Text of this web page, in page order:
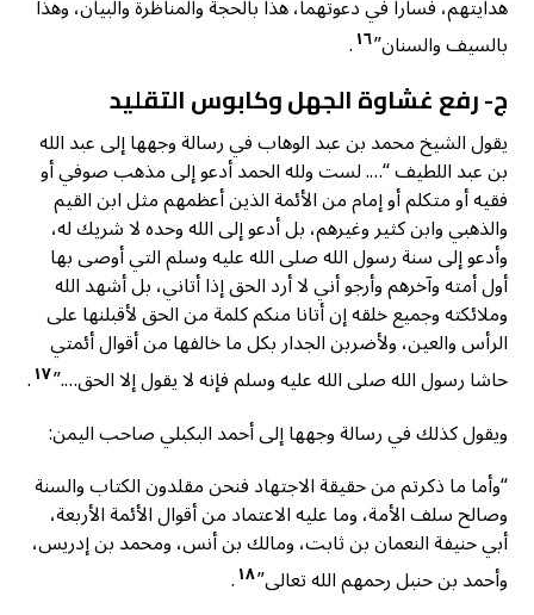
هدايتهم، فسارا في دعوتهما، هذا بالحجة والمناظرة والبيان، وهذا
بالسيف والسنان”١٦.
ج- رفع غشاوة الجهل وكابوس التقليد
يقول الشيخ محمد بن عبد الوهاب في رسالة وجهها إلى عبد الله
بن عبد اللطيف “…. لست ولله الحمد أدعو إلى مذهب صوفي أو
فقيه أو متكلم أو إمام من الأئمة الذين أعظمهم مثل ابن القيم
والذهبي وابن كثير وغيرهم، بل أدعو إلى الله وحده لا شريك له،
وأدعو إلى سنة رسول الله صلى الله عليه وسلم التي أوصى بها
أول أمته وآخرهم وأرجو أني لا أرد الحق إذا أتاني، بل أشهد الله
وملائكته وجميع خلقه إن أتانا منكم كلمة من الحق لأقبلنها على
الرأس والعين، ولأضربن الجدار بكل ما خالفها من أقوال أئمتي
حاشا رسول الله صلى الله عليه وسلم فإنه لا يقول إلا الحق….”١٧.
ويقول كذلك في رسالة وجهها إلى أحمد البكبلي صاحب اليمن:
“وأما ما ذكرتم من حقيقة الاجتهاد فنحن مقلدون الكتاب والسنة
وصالح سلف الأمة، وما عليه الاعتماد من أقوال الأئمة الأربعة،
أبي حنيفة النعمان بن ثابت، ومالك بن أنس، ومحمد بن إدريس،
وأحمد بن حنبل رحمهم الله تعالى”١٨.